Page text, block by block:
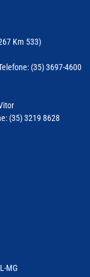
Km 533)
(35) 3697-4600
(35) 3219 8628
MG